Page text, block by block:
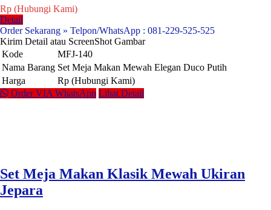
Rp (Hubungi Kami)
Detail
Order Sekarang » Telpon/WhatsApp : 081-229-525-525
Kirim Detail atau ScreenShot Gambar
Kode
MFJ-140
Nama Barang Set Meja Makan Mewah Elegan Duco Putih
Harga
Rp (Hubungi Kami)
Order VIA WhatsApp Lihat Detail
Set Meja Makan Klasik Mewah Ukiran
Jepara